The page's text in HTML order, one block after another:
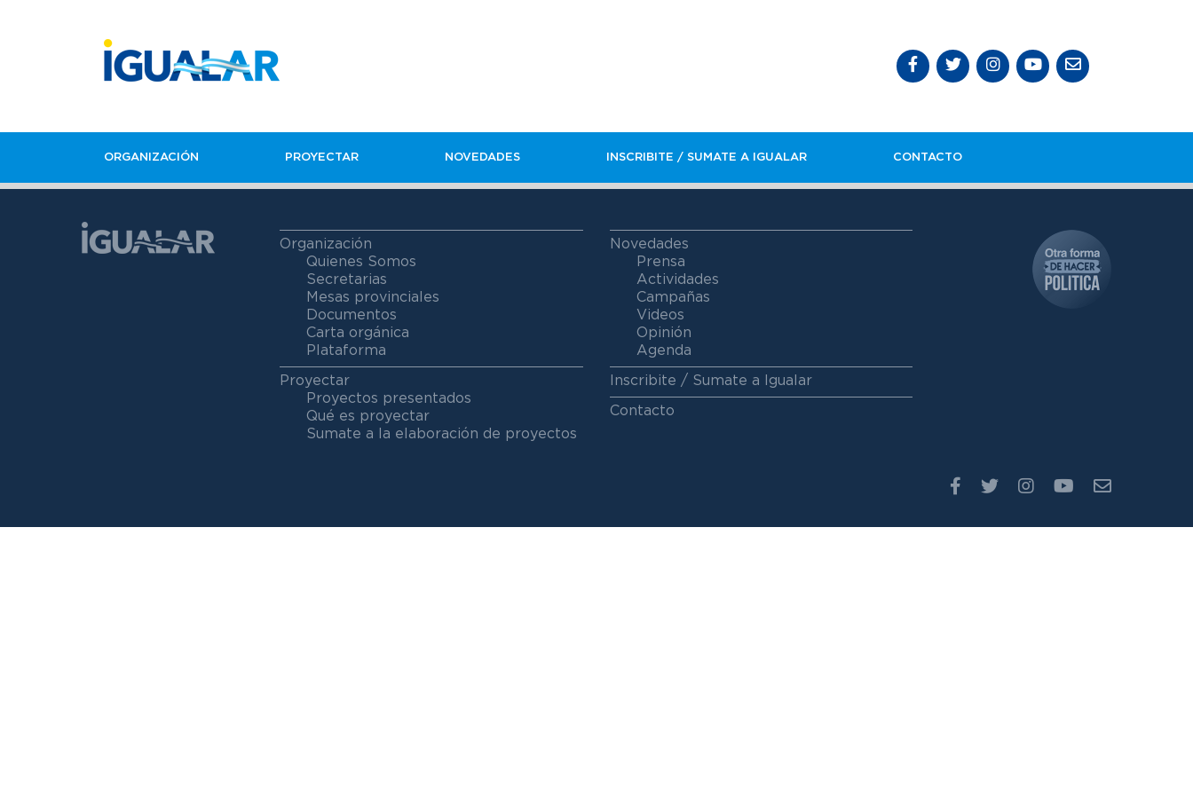
ORGANIZACIÓN PROYECTAR NOVEDADES INSCRIBITE / SUMATE A IGUALAR CONTACTO
Organización
Quienes Somos
Secretarias
Mesas provinciales
Documentos
Carta orgánica
Plataforma
Proyectar
Proyectos presentados
Qué es proyectar
Sumate a la elaboración de proyectos
Novedades
Prensa
Actividades
Campañas
Videos
Opinión
Agenda
Inscribite / Sumate a Igualar
Contacto